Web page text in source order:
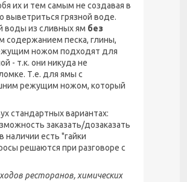
их и тем самым не создавая в
выветриться грязной воде.
воды из сливных ям без
содержанием песка, глины,
ножом подходят для
- т.к. они никуда не
Т.е. для ямы с
режущим ножом, который
стандартных вариантах:
заказать/дозаказать
есть "гайки
решаются при разговоре с
ресторанов, химических